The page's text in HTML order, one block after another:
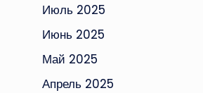
Июль 2025
Июнь 2025
Май 2025
Апрель 2025